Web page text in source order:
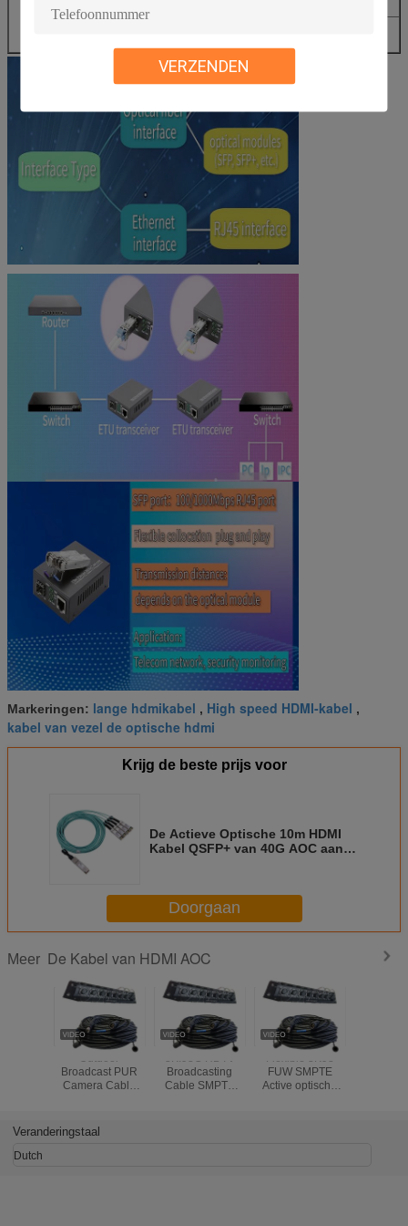
VERZENDEN
Markeringen: lange hdmikabel , High speed HDMI-kabel ,
kabel van vezel de optische hdmi
Krijg de beste prijs voor
De Actieve Optische 10m HDMI
Kabel QSFP+ van 40G AOC aan
Doorgaan
Meer De Kabel van HDMI AOC
Broadcast PUR
Camera Cable
Koper Power
Electric Hybrid
Broadcasting
Cable SMPTE
FUW SMPTE
Active optische
Veranderingstaal
Dutch